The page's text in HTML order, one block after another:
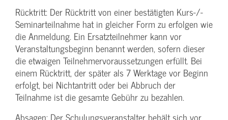
Rücktritt: Der Rücktritt von einer bestätigten Kurs-/­
Seminarteilnahme hat in gleicher Form zu erfolgen wie
die Anmeldung. Ein Ersatzteilnehmer kann vor
Veranstaltungs­beginn benannt werden, sofern dieser
die etwaigen Teilnehmer­voraussetzungen erfüllt. Bei
einem Rücktritt, der später als 7 Werktage vor Beginn
erfolgt, bei Nichtantritt oder bei Abbruch der
Teilnahme ist die gesamte Gebühr zu bezahlen.